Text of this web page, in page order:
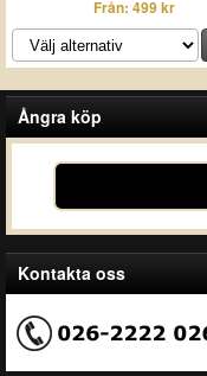
Från: 499 kr
Ångra köp
Kontakta oss